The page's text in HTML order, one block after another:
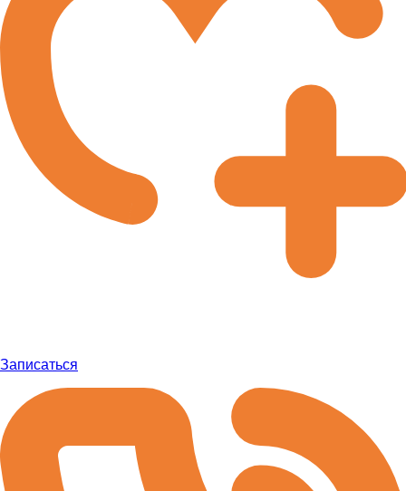
Записаться